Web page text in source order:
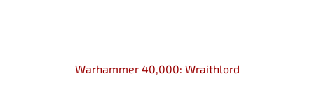
Warhammer 40,000: Wraithlord